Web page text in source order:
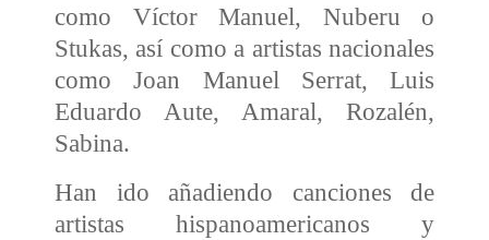
como Víctor Manuel, Nuberu o
Stukas, así como a artistas nacionales
como Joan Manuel Serrat, Luis
Eduardo Aute, Amaral, Rozalén,
Sabina.
Han ido añadiendo canciones de
artistas hispanoamericanos y